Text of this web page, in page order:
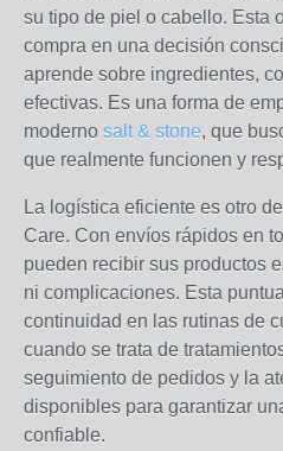
su tipo de piel o cabello. Esta
compra en una decisión
aprende sobre ingredientes,
efectivas. Es una forma de
moderno salt & stone, que
que realmente funcionen y
La logística eficiente es otro
Care. Con envíos rápidos en
pueden recibir sus productos
ni complicaciones. Esta
continuidad en las rutinas de
cuando se trata de
seguimiento de pedidos y la
disponibles para garantizar
confiable.